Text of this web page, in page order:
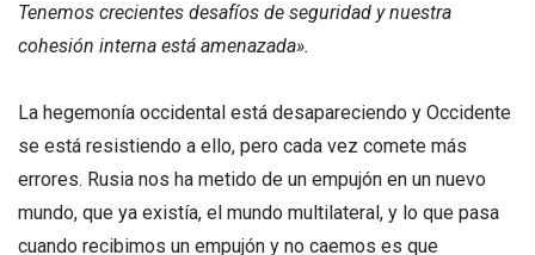
Tenemos crecientes desafíos de seguridad y nuestra
cohesión interna está amenazada».
La hegemonía occidental está desapareciendo y Occidente
se está resistiendo a ello, pero cada vez comete más
errores. Rusia nos ha metido de un empujón en un nuevo
mundo, que ya existía, el mundo multilateral, y lo que pasa
cuando recibimos un empujón y no caemos es que